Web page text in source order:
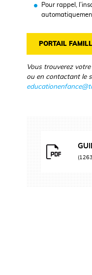
Pour rappel,
PORTAIL
Vous trouverez
ou en contactant le